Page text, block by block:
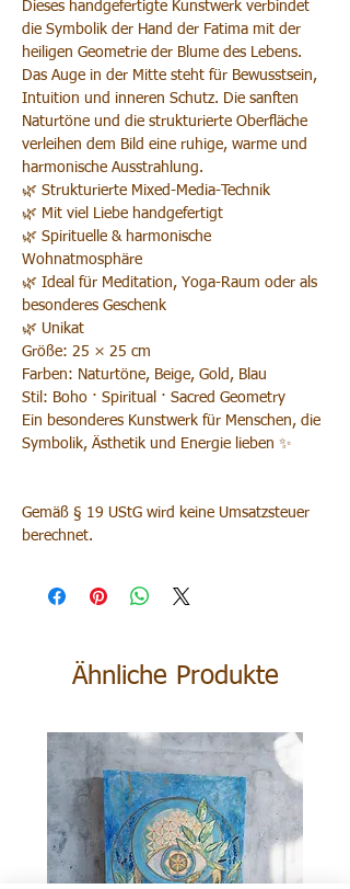
Dieses handgefertigte Kunstwerk verbindet
die Symbolik der Hand der Fatima mit der
heiligen Geometrie der Blume des Lebens.
Das Auge in der Mitte steht für Bewusstsein,
Intuition und inneren Schutz. Die sanften
Naturtöne und die strukturierte Oberfläche
verleihen dem Bild eine ruhige, warme und
harmonische Ausstrahlung.
🌿 Strukturierte Mixed-Media-Technik
🌿 Mit viel Liebe handgefertigt
🌿 Spirituelle & harmonische
Wohnatmosphäre
🌿 Ideal für Meditation, Yoga-Raum oder als
besonderes Geschenk
🌿 Unikat
Größe: 25 × 25 cm
Farben: Naturtöne, Beige, Gold, Blau
Stil: Boho · Spiritual · Sacred Geometry
Ein besonderes Kunstwerk für Menschen, die
Symbolik, Ästhetik und Energie lieben ✨
Gemäß § 19 UStG wird keine Umsatzsteuer
berechnet.
Ähnliche Produkte